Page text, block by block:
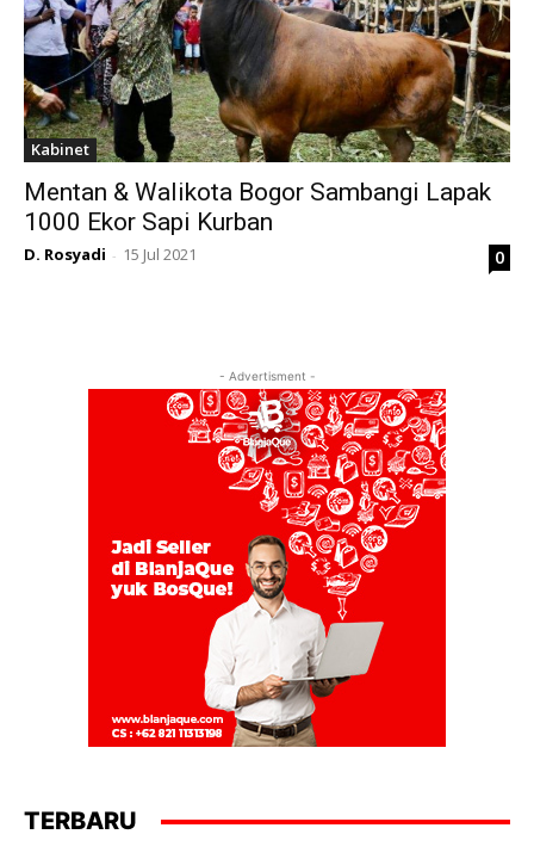
Kabinet
Mentan & Walikota Bogor Sambangi Lapak
1000 Ekor Sapi Kurban
D. Rosyadi - 15 Jul 2021 0
- Advertisment -
TERBARU